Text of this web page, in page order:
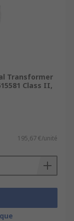
Transformer
Class II,
195,67 €/unité